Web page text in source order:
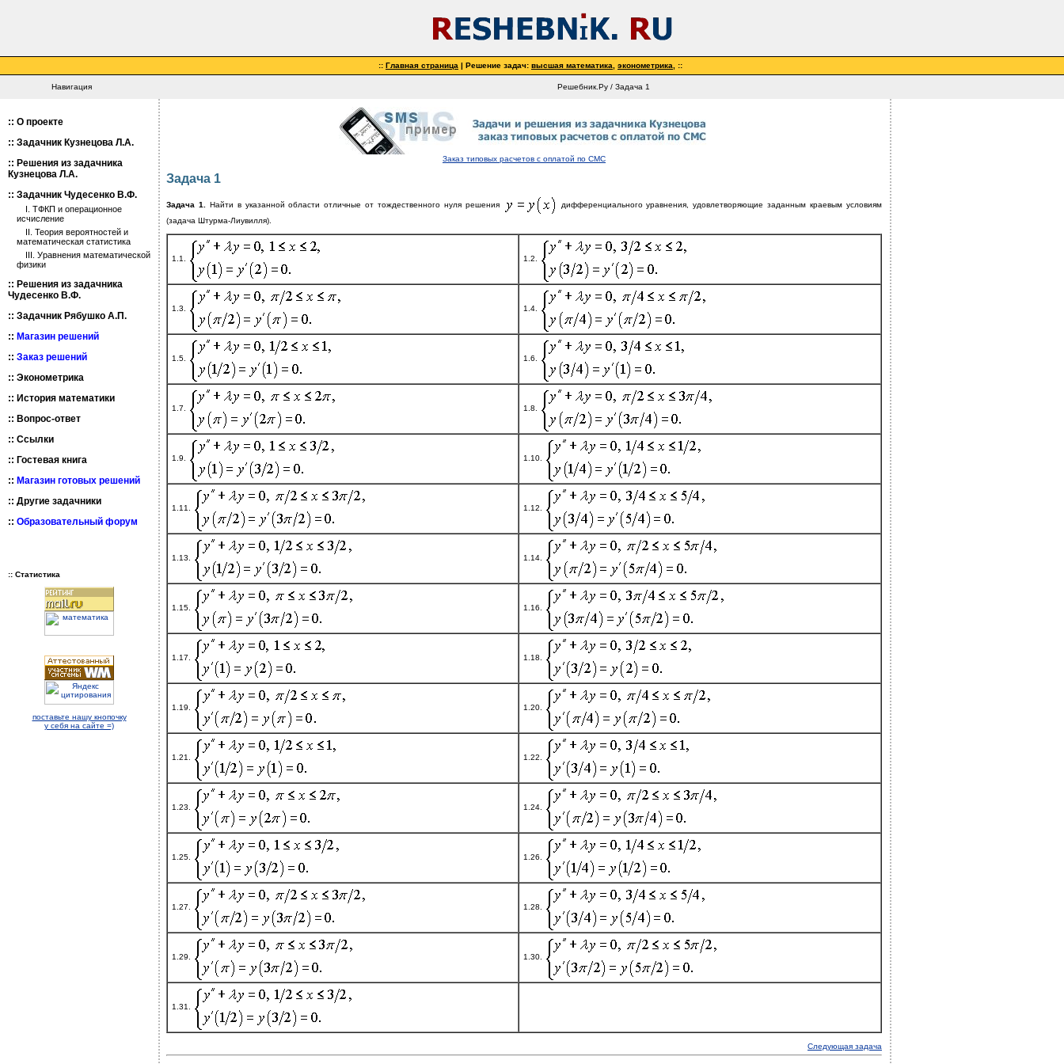
:: Главная страница | Решение задач: высшая математика эконометрика ::
Навигация Решебник.Ру / Задача 1
Заказ типовых расчетов с оплатой по СМС
Задача 1
Задача 1. Найти в указанной области отличные от тождественного нуля решения
дифференциального уравнения, удовлетворяющие заданным краевым условиям
(задача Штурма-Лиувилля).
1.1. 1.2.
1.3. 1.4.
1.5. 1.6.
1.7. 1.8.
1.9. 1.10.
1.11. 1.12.
1.13. 1.14.
1.15. 1.16.
1.17. 1.18.
1.19. 1.20.
1.21. 1.22.
1.23. 1.24.
1.25. 1.26.
1.27. 1.28.
1.29. 1.30.
1.31.
Следующая задача
:: О проекте
:: Задачник Кузнецова Л.А.
:: Решения из задачника
Кузнецова Л.А.
:: Задачник Чудесенко В.Ф.
I. ТФКП и операционное
исчисление
II. Теория вероятностей и
математическая статистика
III. Уравнения математической
физики
:: Решения из задачника
Чудесенко В.Ф.
:: Задачник Рябушко А.П.
:: Магазин решений
:: Заказ решений
:: Эконометрика
:: История математики
:: Вопрос-ответ
:: Ссылки
:: Гостевая книга
:: Магазин готовых решений
:: Другие задачники
:: Образовательный форум
:: Статистика
поставьте нашу кнопочку
у себя на сайте =)